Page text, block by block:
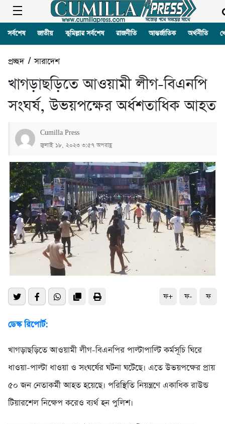
সর্বশেষ জাতীয় কুমিল্লার সর্বশেষ রাজনীতি আন্তর্জাতিক অর্থনীতি
প্রচ্ছদ/সারাদেশ
খাগড়াছড়িতে আওয়ামী লীগ-বিএনপি
সংঘর্ষ, উভয়পক্ষের অর্ধশতাধিক আহত
Cumilla Press
জুলাই ১৮, ২০২৩ ৩:৫৭ অপরাহ্ণ
ফ+ ফ- ফ
ডেস্ক রিপোর্ট:
খাগড়াছড়িতে আওয়ামী লীগ-বিএনপির পাল্টাপাল্টি কর্মসূচি ঘিরে
ধাওয়া-পাল্টা ধাওয়া ও সংঘর্ষের ঘটনা ঘটেছে। এতে উভয়পক্ষের প্রায়
৫০ জন নেতাকর্মী আহত হয়েছে। পরিস্থিতি নিয়ন্ত্রণে একাধিক রাউন্ড
টিয়ারশেল নিক্ষেপ করেও ব্যর্থ হন পুলিশ।